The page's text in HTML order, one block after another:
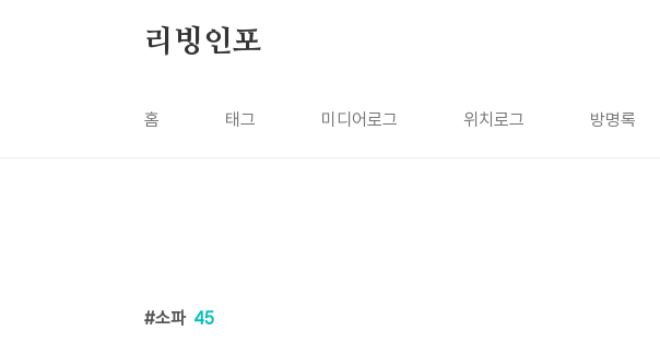
리빙인포
홈 태그 미디어로그 위치로그 방명록
소파 45